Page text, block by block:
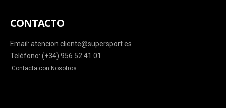
CONTACTO
Email: atencion.cliente@supersport.es
Teléfono: (+34) 956 52 41 01
Contacta con Nosotros